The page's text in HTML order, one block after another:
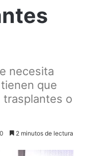
necesita
que
trasplantes o
0 2 minutos de lectura